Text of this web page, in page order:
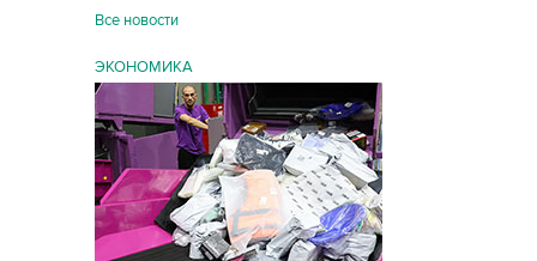
Все новости
ЭКОНОМИКА